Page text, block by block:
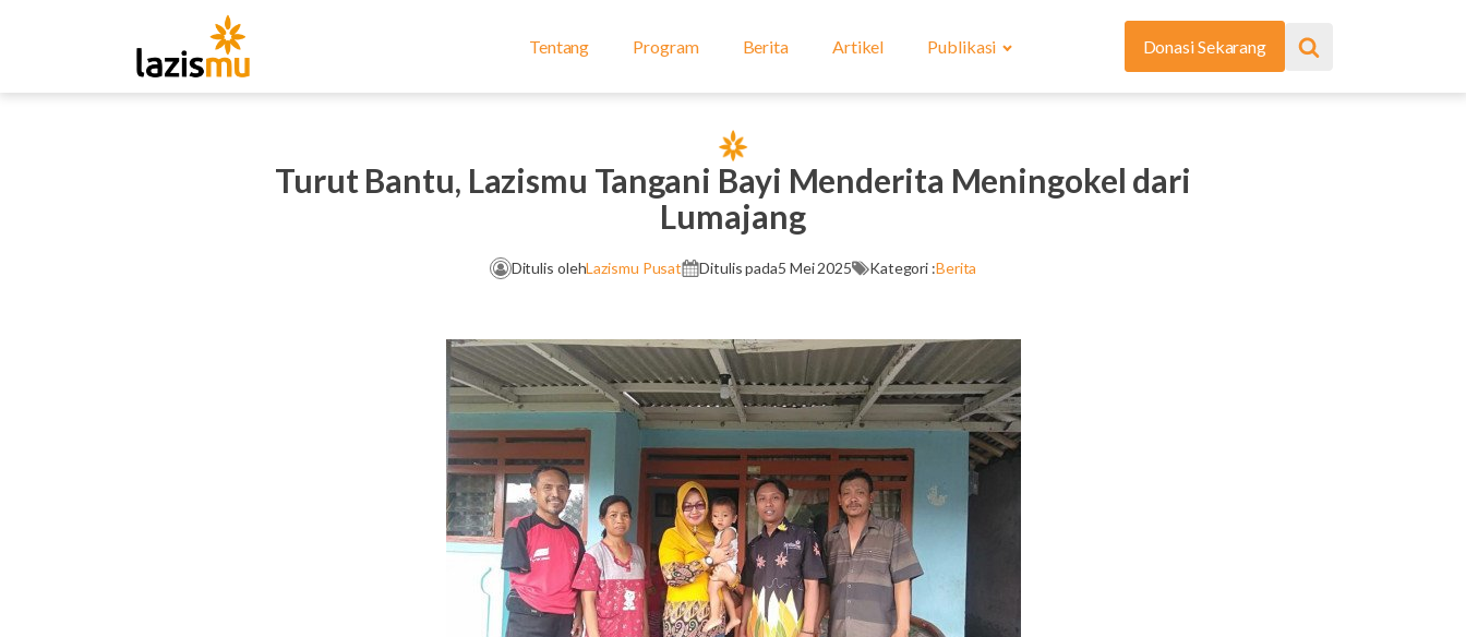
Tentang Program Berita Artikel Publikasi Donasi Sekarang
Turut Bantu, Lazismu Tangani Bayi Menderita Meningokel dari
Lumajang
Ditulis olehLazismu Pusat Ditulis pada5 Mei 2025 Kategori :Berita